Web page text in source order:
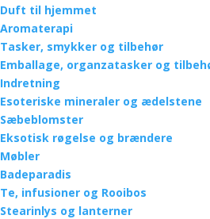
Duft til hjemmet
Aromaterapi
Tasker, smykker og tilbehør
Emballage, organzatasker og
Indretning
Esoteriske mineraler og ædelstene
Sæbeblomster
Eksotisk røgelse og brændere
Møbler
Badeparadis
Te, infusioner og Rooibos
Stearinlys og lanterner